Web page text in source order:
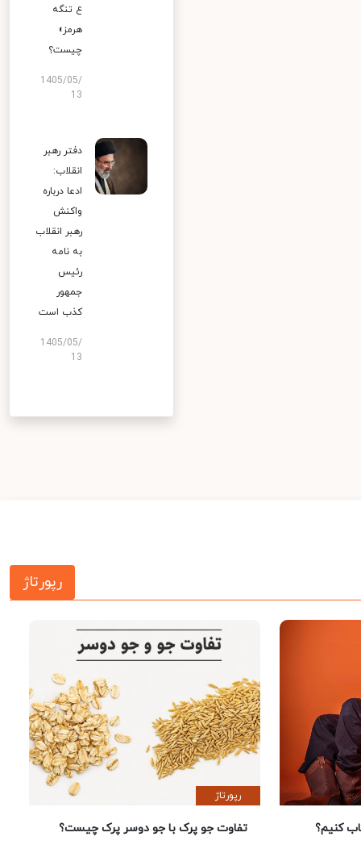
ع تنگه
هرمز»
چیست؟
1405/05/
13
دفتر رهبر
انقلاب:
ادعا درباره
واکنش
رهبر انقلاب
به نامه
رئیس
جمهور
کذب است
1405/05/
13
رپورتاژ
کنیم؟
رپورتاژ
تفاوت جو پرک با جو دوسر پرک چیست؟